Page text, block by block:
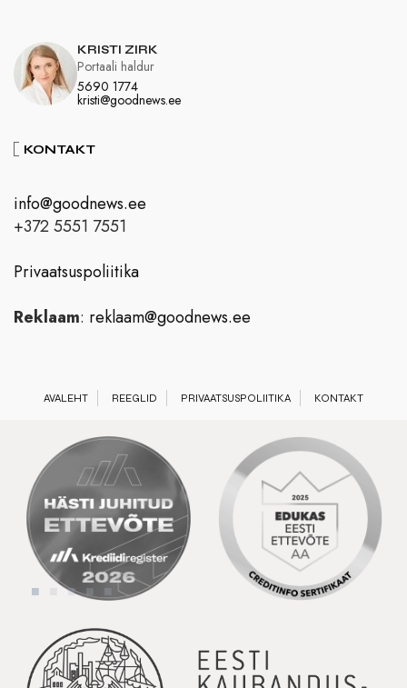
KRISTI ZIRK
5690 1774
kristi@goodnews.ee
Portaali haldur
KONTAKT
info@goodnews.ee
+372 5551 7551
Privaatsuspoliitika
Reklaam: reklaam@goodnews.ee
AVALEHT REEGLID PRIVAATSUSPOLIITIKA KONTAKT